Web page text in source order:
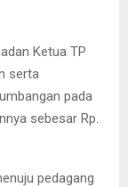
Ketua TP
serta
pada
sebesar Rp.
pedagang